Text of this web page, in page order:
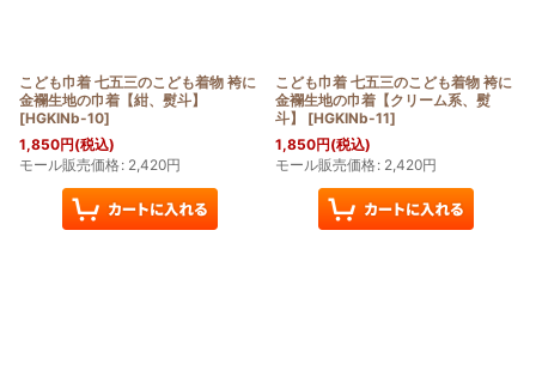
こども巾着 七五三のこども着物 袴に
金襴生地の巾着【紺、熨斗】
[HGKINb-10]
1,850円(税込)
モール販売価格: 2,420円
こども巾着 七五三のこども着物 袴に
金襴生地の巾着【クリーム系、熨
斗】
[HGKINb-11]
1,850円(税込)
モール販売価格: 2,420円